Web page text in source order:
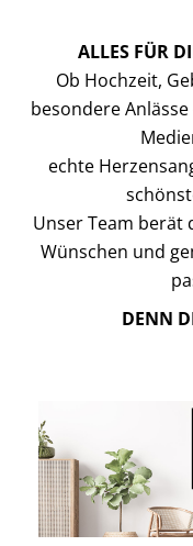
ALLES FÜR
Ob Hochzeit,
besondere
echte
Unser Team berät
Wünschen und
DENN